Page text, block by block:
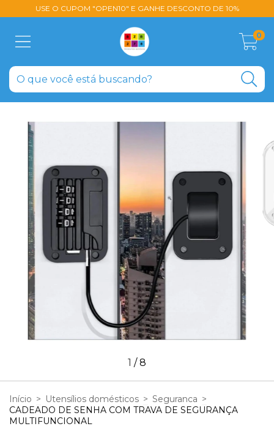
USE O CUPOM "OPEN10" E GANHE DESCONTO DE 10%
0
1 /8
Início > Utensílios domésticos > Seguranca >
CADEADO DE SENHA COM TRAVA DE SEGURANÇA
MULTIFUNCIONAL